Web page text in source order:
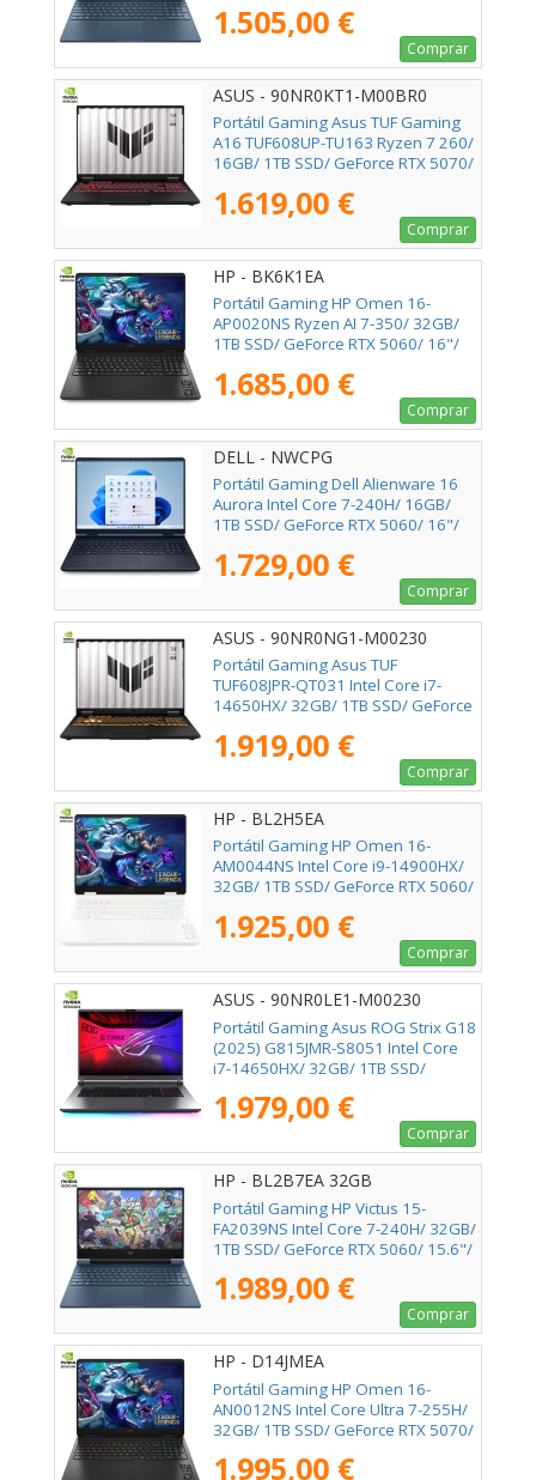
1.505,00 €
Comprar
ASUS - 90NR0KT1-M00BR0
Portátil Gaming Asus TUF Gaming
A16 TUF608UP-TU163 Ryzen 7 260/
16GB/ 1TB SSD/ GeForce RTX 5070/
1.619,00 €
Comprar
HP - BK6K1EA
Portátil Gaming HP Omen 16-
AP0020NS Ryzen AI 7-350/ 32GB/
1TB SSD/ GeForce RTX 5060/ 16"/
1.685,00 €
Comprar
DELL - NWCPG
Portátil Gaming Dell Alienware 16
Aurora Intel Core 7-240H/ 16GB/
1TB SSD/ GeForce RTX 5060/ 16"/
1.729,00 €
Comprar
ASUS - 90NR0NG1-M00230
Portátil Gaming Asus TUF
TUF608JPR-QT031 Intel Core i7-
14650HX/ 32GB/ 1TB SSD/ GeForce
Operativo
1.919,00 €
Comprar
HP - BL2H5EA
Portátil Gaming HP Omen 16-
AM0044NS Intel Core i9-14900HX/
32GB/ 1TB SSD/ GeForce RTX 5060/
1.925,00 €
Comprar
ASUS - 90NR0LE1-M00230
Portátil Gaming Asus ROG Strix G18
(2025) G815JMR-S8051 Intel Core
i7-14650HX/ 32GB/ 1TB SSD/
Sistema Operativo
1.979,00 €
Comprar
HP - BL2B7EA 32GB
Portátil Gaming HP Victus 15-
FA2039NS Intel Core 7-240H/ 32GB/
1TB SSD/ GeForce RTX 5060/ 15.6"/
1.989,00 €
Comprar
HP - D14JMEA
Portátil Gaming HP Omen 16-
AN0012NS Intel Core Ultra 7-255H/
32GB/ 1TB SSD/ GeForce RTX 5070/
1.995,00 €